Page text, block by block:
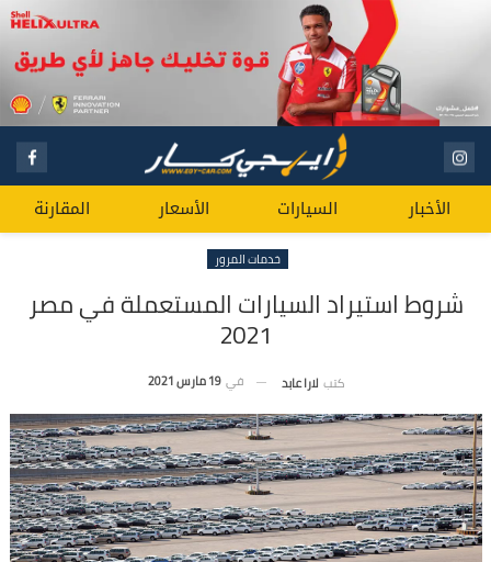
الأخبار السيارات الأسعار المقارنة
خدمات المرور
شروط استيراد السيارات المستعملة في مصر
2021
كتب لارا عابد في 19 مارس 2021